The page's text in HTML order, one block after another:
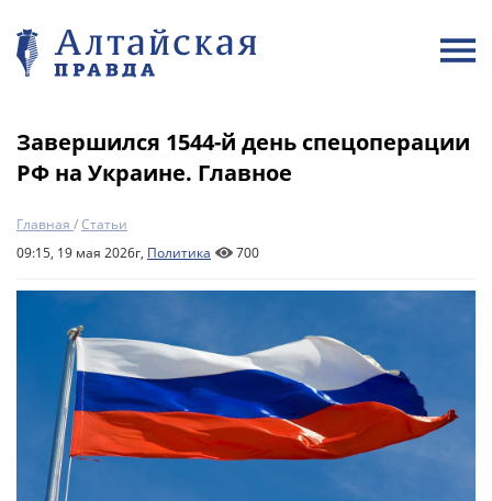
Завершился 1544-й день спецоперации
РФ на Украине. Главное
Главная /Статьи
09:15, 19 мая 2026г, Политика 700